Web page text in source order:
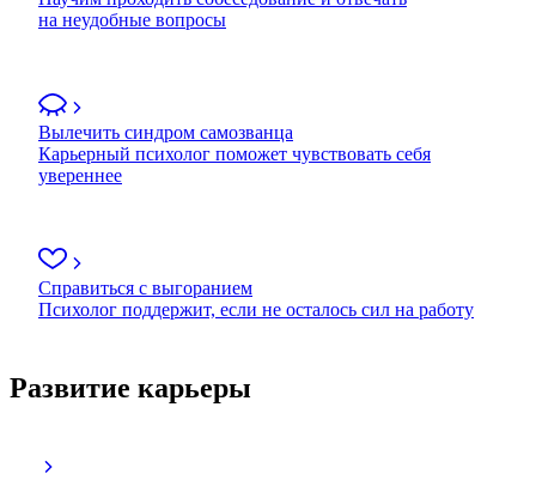
на неудобные вопросы
Вылечить синдром самозванца
Карьерный психолог поможет чувствовать себя
увереннее
Справиться с выгоранием
Психолог поддержит, если не осталось сил на работу
Развитие карьеры